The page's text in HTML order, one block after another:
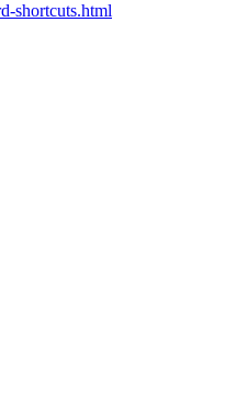
shortcuts.html